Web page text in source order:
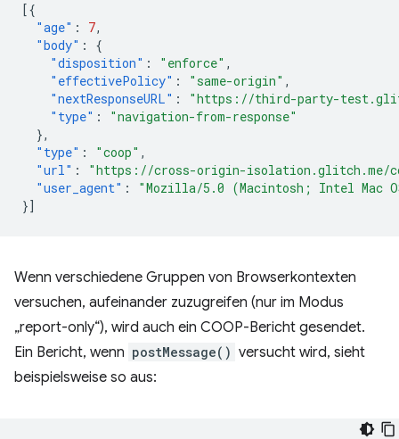
[{
"age" : 7,
"body" :
{
"disposition" : "enforce" ,
"effectivePolicy" : "same-origin" ,
"nextResponseURL" :
"https://third-party-
"type" :
"navigation-from-response"
},
"type" : "coop" ,
"url" :
"https://cross-origin-isolation.glitch.me/
"user_agent" :
"Mozilla/5.0 (Macintosh; Intel Mac
}]
Wenn verschiedene Gruppen von Browserkontexten
versuchen, aufeinander zuzugreifen (nur im Modus
„report-only“), wird auch ein COOP-Bericht gesendet.
Ein Bericht, wenn postMessage() versucht wird, sieht
beispielsweise so aus: